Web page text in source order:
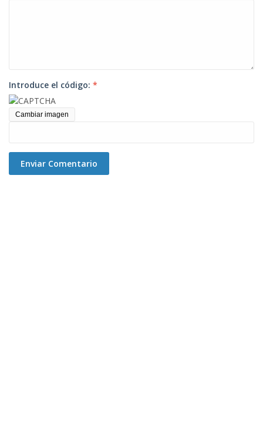
Introduce el código: *
Cambiar imagen
Enviar Comentario